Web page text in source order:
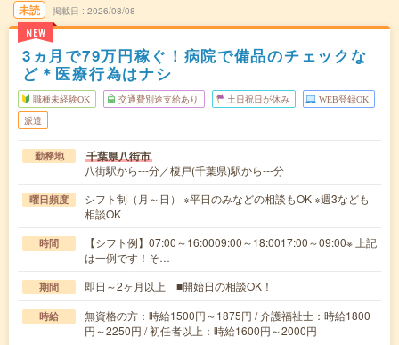
未読
NEW
掲載日 2026/08/08
3ヵ月で79万円稼ぐ！病院で備品のチェックな
ど＊医療行為はナシ
職種未経験OK 交通費別途支給あり 土日祝日が休み WEB登録OK
派遣
勤務地 千葉県八街市
八街駅から---分／榎戸(千葉県)駅から---分
曜日頻度
シフト制（月～日） ※平日のみなどの相談もOK ※週3なども
相談OK
時間
【シフト例】07:00～16:0009:00～18:0017:00～09:00※ 上記
は一例です！そ…
期間 即日～2ヶ月以上 ■開始日の相談OK！
時給
無資格の方：時給1500円～1875円 / 介護福祉士：時給1800
円～2250円 / 初任者以上：時給1600円～2000円